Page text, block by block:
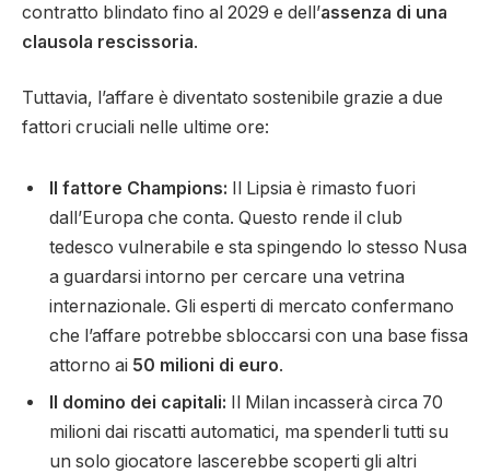
contratto blindato fino al 2029 e dell’assenza di una
clausola rescissoria.
Tuttavia, l’affare è diventato sostenibile grazie a due
fattori cruciali nelle ultime ore:
Il fattore Champions: Il Lipsia è rimasto fuori
dall’Europa che conta. Questo rende il club
tedesco vulnerabile e sta spingendo lo stesso Nusa
a guardarsi intorno per cercare una vetrina
internazionale. Gli esperti di mercato confermano
che l’affare potrebbe sbloccarsi con una base fissa
attorno ai 50 milioni di euro.
Il domino dei capitali: Il Milan incasserà circa 70
milioni dai riscatti automatici, ma spenderli tutti su
un solo giocatore lascerebbe scoperti gli altri